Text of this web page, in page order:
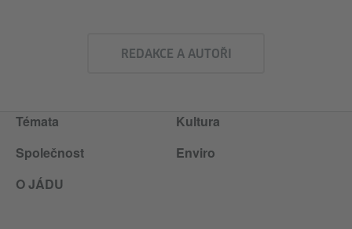
REDAKCE A AUTOŘI
Témata
Kultura
Společnost
Enviro
O JÁDU